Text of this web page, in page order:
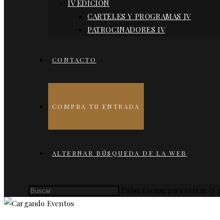
IV EDICIÓN
CARTELES Y PROGRAMAS IV
PATROCINADORES IV
CONTACTO
COMPRA TU ENTRADA
ALTERNAR BÚSQUEDA DE LA WEB